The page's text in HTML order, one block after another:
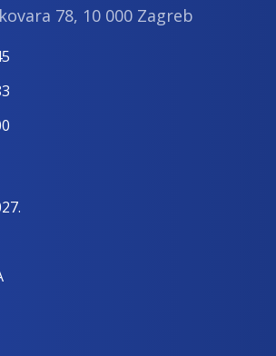
78, 10 000 Zagreb